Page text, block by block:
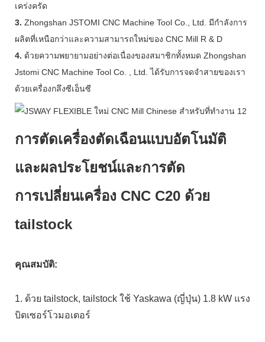
เคร่งครัด
3. Zhongshan JSTOMI CNC Machine Tool Co., Ltd. มีกำลังการ
ผลิตที่เหนือกว่าและความสามารถใหม่ของ CNC Mill R & D
4. ด้วยความพยายามอย่างต่อเนื่องของสมาชิกทั้งหมด Zhongshan
Jstomi CNC Machine Tool Co. , Ltd. ได้รับการจดจำสายของเรา
ด้วยเครื่องกลึงซีเอ็นซี
การตัดเครื่องตัดเฉือนแบบอัตโนมัติ
และผลประโยชน์และการตัด
การเปลี่ยนเครื่อง CNC C20 ด้วย
tailstock
คุณสมบัติ:
1. ด้วย tailstock, tailstock ใช้ Yaskawa (ญี่ปุ่น) 1.8 kW แรง
บิดเซอร์โวมอเตอร์